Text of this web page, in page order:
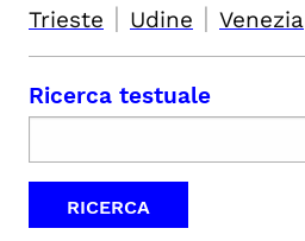
Trieste | Udine | Venezia
Ricerca testuale